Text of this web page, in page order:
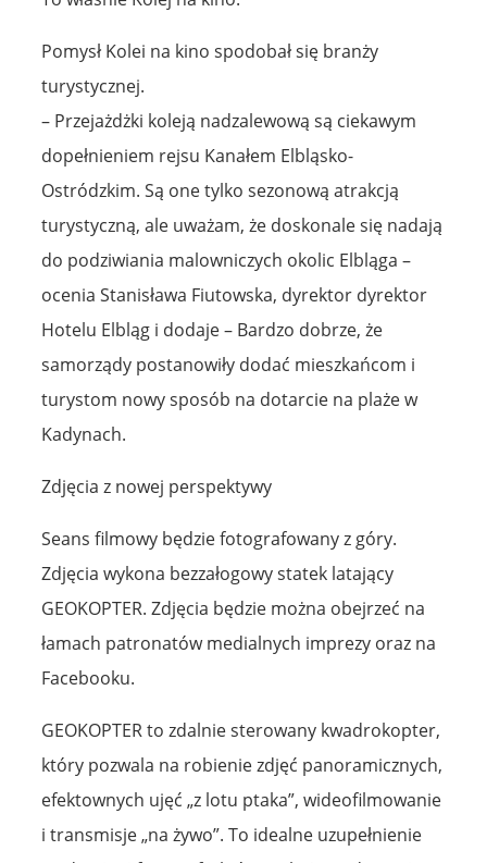
Pomysł Kolei na kino spodobał się branży
turystycznej.
– Przejażdżki koleją nadzalewową są ciekawym
dopełnieniem rejsu Kanałem Elbląsko-
Ostródzkim. Są one tylko sezonową atrakcją
turystyczną, ale uważam, że doskonale się nadają
do podziwiania malowniczych okolic Elbląga –
ocenia Stanisława Fiutowska, dyrektor dyrektor
Hotelu Elbląg i dodaje – Bardzo dobrze, że
samorządy postanowiły dodać mieszkańcom i
turystom nowy sposób na dotarcie na plaże w
Kadynach.
Zdjęcia z nowej perspektywy
Seans filmowy będzie fotografowany z góry.
Zdjęcia wykona bezzałogowy statek latający
GEOKOPTER. Zdjęcia będzie można obejrzeć na
łamach patronatów medialnych imprezy oraz na
Facebooku.
GEOKOPTER to zdalnie sterowany kwadrokopter,
który pozwala na robienie zdjęć panoramicznych,
efektownych ujęć „z lotu ptaka”, wideofilmowanie
i transmisje „na żywo”. To idealne uzupełnienie